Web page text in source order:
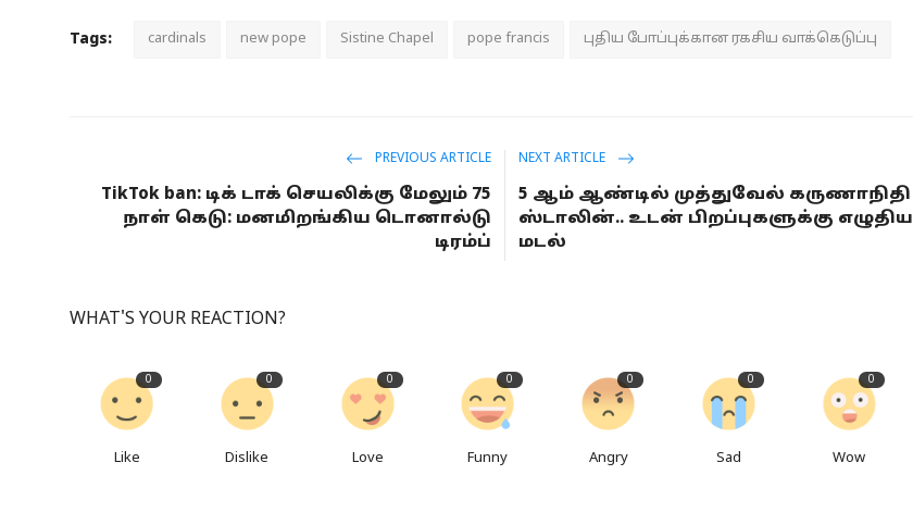
Tags: cardinals new pope Sistine Chapel pope francis புதிய போப்புக்கான ரகசிய வாக்கெடுப்பு
PREVIOUS ARTICLE
TikTok ban: டிக் டாக் செயலிக்கு மேலும் 75
நாள் கெடு: மனமிறங்கிய டொனால்டு
டிரம்ப்
NEXT ARTICLE
5 ஆம் ஆண்டில் முத்துவேல் கருணாநிதி
ஸ்டாலின்.. உடன் பிறப்புகளுக்கு எழுதிய
மடல்
WHAT'S YOUR REACTION?
0
Like
0
Dislike
0
Love
0
Funny
0
Angry
0
Sad
0
Wow